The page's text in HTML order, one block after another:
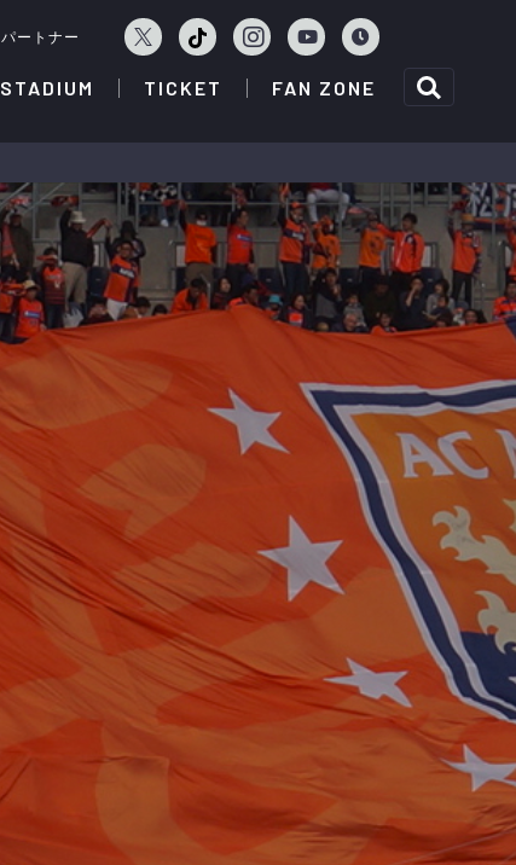
パートナー
STADIUM TICKET FAN ZONE